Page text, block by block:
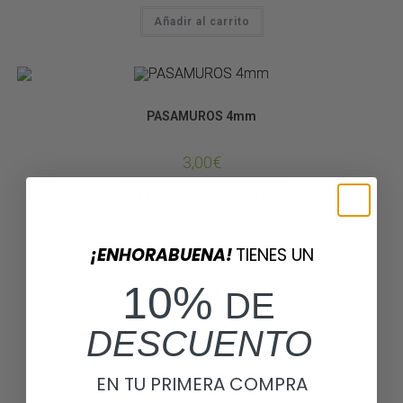
Añadir al carrito
PASAMUROS 4mm
3,00€
PUNTERA DE ASPERSIÓN
2,40€
¡ENHORABUENA! TIENES UN
10% DE
DESCUENTO
EN TU PRIMERA COMPRA